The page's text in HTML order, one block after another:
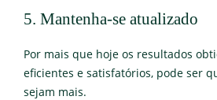
5. Mantenha-se atualizado
Por mais que hoje os resultados
eficientes e satisfatórios, pode ser
sejam mais.